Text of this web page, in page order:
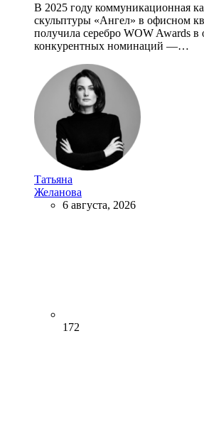
В 2025 году коммуникационная
скульптуры «Ангел» в офисном
получила серебро WOW Awards в
конкурентных номинаций —…
Татьяна
Желанова
6 августа, 2026
172